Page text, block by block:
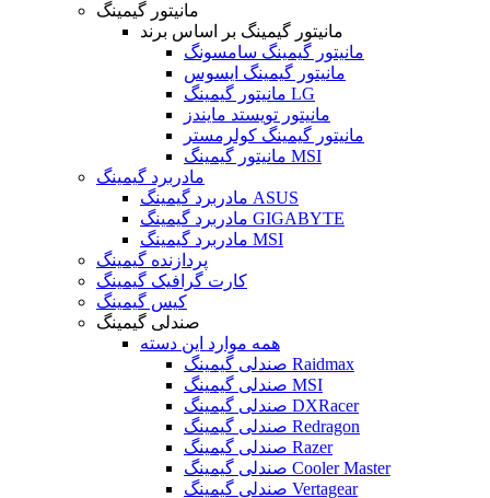
مانیتور گیمینگ
مانیتور گیمینگ بر اساس برند
مانیتور گیمینگ سامسونگ
مانیتور گیمینگ ایسوس
مانیتور گیمینگ LG
مانیتور تویستد مایندز
مانیتور گیمینگ کولرمستر
مانیتور گیمینگ MSI
مادربرد گیمینگ
مادربرد گیمینگ ASUS
مادربرد گیمینگ GIGABYTE
مادربرد گیمینگ MSI
پردازنده گیمینگ
کارت گرافیک گیمینگ
کیس گیمینگ
صندلی گیمینگ
همه موارد این دسته
صندلی گیمینگ Raidmax
صندلی گیمینگ MSI
صندلی گیمینگ DXRacer
صندلی گیمینگ Redragon
صندلی گیمینگ Razer
صندلی گیمینگ Cooler Master
صندلی گیمینگ Vertagear